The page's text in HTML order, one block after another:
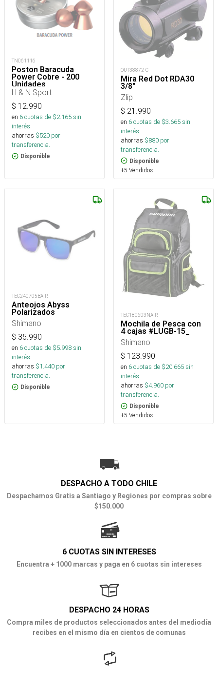
TN061116
Poston Baracuda
Power Cobre - 200
Unidades
H & N Sport
$ 12.990
en 6cuotas de $2.165sin
interés
ahorras $520 por
transferencia.
Disponible
OUT38872-C
Mira Red Dot RDA30
3/8"
Zlip
$ 21.990
en 6cuotas de $3.665sin
interés
ahorras $880 por
transferencia.
Disponible
+5 Vendidos
TEC240705BA-R
Anteojos Abyss
Polarizados
Shimano
$ 35.990
en 6cuotas de $5.998sin
interés
ahorras $1.440 por
transferencia.
Disponible
TEC180603NA-R
Mochila de Pesca con
4 cajas #LUGB-15_
Shimano
$ 123.990
en 6cuotas de $20.665sin
interés
ahorras $4.960 por
transferencia.
Disponible
+5 Vendidos
DESPACHO A TODO CHILE
Despachamos Gratis a Santiago y Regiones por compras sobre
$150.000
6 CUOTAS SIN INTERESES
Encuentra + 1000 marcas y paga en 6 cuotas sin intereses
DESPACHO 24 HORAS
Compra miles de productos seleccionados antes del mediodía
recibes en el mismo día en cientos de comunas